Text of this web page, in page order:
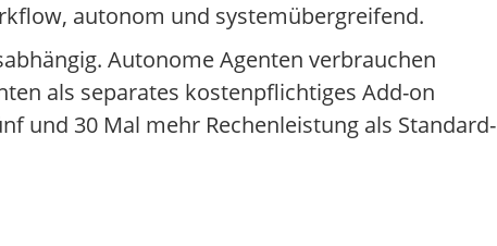
autonom und systemübergreifend.
Autonome Agenten verbrauchen
als separates kostenpflichtiges Add-on
und 30 Mal mehr Rechenleistung als Standard-